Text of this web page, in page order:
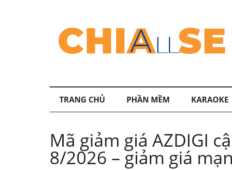
TRANG CHỦ PHẦN MỀM KARAOKE
Mã giảm giá AZDIGI
8/2026 – giảm giá